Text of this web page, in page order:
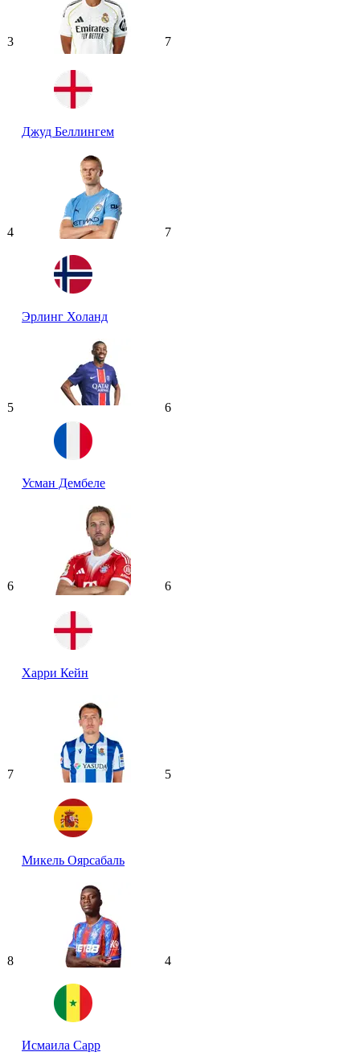
3
Джуд Беллингем
7
4
Эрлинг Холанд
7
5
Усман Дембеле
6
6
Харри Кейн
6
7
Микель Оярсабаль
5
8
Исмаила Сарр
4